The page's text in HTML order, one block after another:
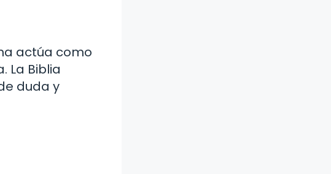
actúa como
La Biblia
duda y